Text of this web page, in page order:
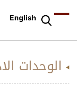
English
الوحدات